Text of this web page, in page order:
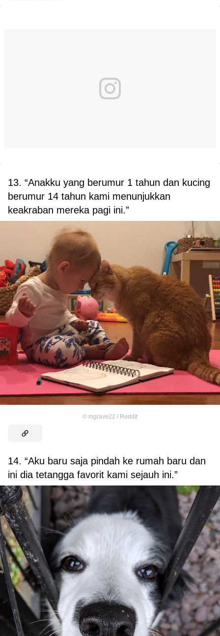
13. “Anakku yang berumur 1 tahun dan kucing
berumur 14 tahun kami menunjukkan
keakraban mereka pagi ini.”
© mgrave22 / Reddit
14. “Aku baru saja pindah ke rumah baru dan
ini dia tetangga favorit kami sejauh ini.”